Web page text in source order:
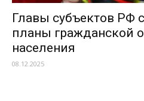
Главы субъектов РФ
планы гражданской
населения
08.12.2025